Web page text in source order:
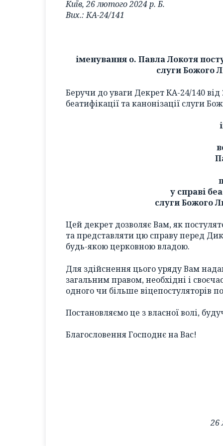
Київ, 26 лютого 2024 р. Б.
Вих.: КА-24/141
іменування о. Павла Локотя
слуги Божого
Беручи до уваги Декрет КА-24/140
беатифікації та канонізації слуги
у справі
слуги Божого
Цей декрет дозволяє Вам, як
та представляти цю справу перед
будь-якою церковною владою.
Для здійснення цього уряду Вам
загальним правом, необхідні і
одного чи більше віцепостуляторів
Постановляємо це з власної волі,
Благословення Господнє на Вас!
26